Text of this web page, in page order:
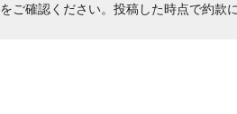
をご確認ください。投稿した時点で約款